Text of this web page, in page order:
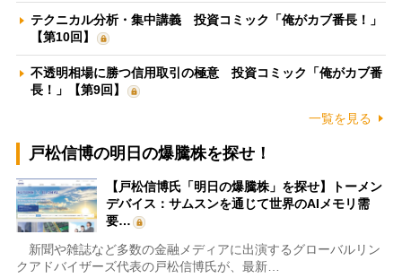
テクニカル分析・集中講義 投資コミック「俺がカブ番長！」
【第10回】
不透明相場に勝つ信用取引の極意 投資コミック「俺がカブ番
長！」【第9回】
一覧を見る
戸松信博の明日の爆騰株を探せ！
【戸松信博氏「明日の爆騰株」を探せ】トーメン
デバイス：サムスンを通じて世界のAIメモリ需
要…
新聞や雑誌など多数の金融メディアに出演するグローバルリン
クアドバイザーズ代表の戸松信博氏が、最新…